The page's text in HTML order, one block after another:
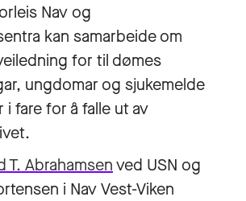
Nav og
kan samarbeide om
for til dømes
ungdomar og sjukemelde
i fare for å falle ut av
T. Abrahamsenved USN og
i Nav Vest-Viken